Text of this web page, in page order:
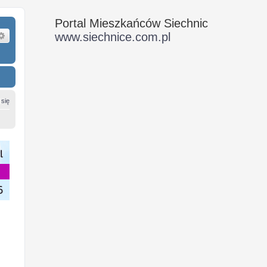
Wyszukiwanie zaawansowane
się
Portal Mieszkańców Siechnic
www.siechnice.com.pl